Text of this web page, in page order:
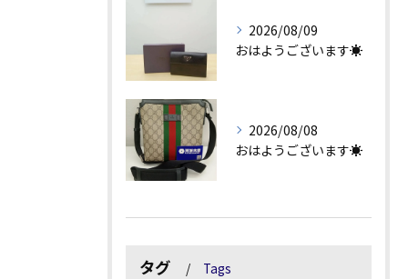
2026/08/09
おはようございます☀
2026/08/08
おはようございます☀
タグ Tags